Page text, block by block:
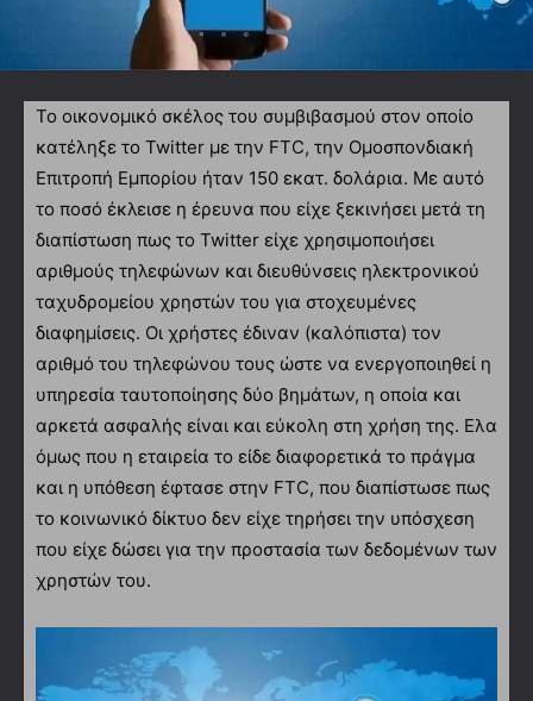
Το οικονομικό σκέλος του συμβιβασμού στον οποίο
κατέληξε το Twitter με την FTC, την Ομοσπονδιακή
Επιτροπή Εμπορίου ήταν 150 εκατ. δολάρια. Με αυτό
το ποσό έκλεισε η έρευνα που είχε ξεκινήσει μετά τη
διαπίστωση πως το Twitter είχε χρησιμοποιήσει
αριθμούς τηλεφώνων και διευθύνσεις ηλεκτρονικού
ταχυδρομείου χρηστών του για στοχευμένες
διαφημίσεις. Οι χρήστες έδιναν (καλόπιστα) τον
αριθμό του τηλεφώνου τους ώστε να ενεργοποιηθεί η
υπηρεσία ταυτοποίησης δύο βημάτων, η οποία και
αρκετά ασφαλής είναι και εύκολη στη χρήση της. Ελα
όμως που η εταιρεία το είδε διαφορετικά το πράγμα
και η υπόθεση έφτασε στην FTC, που διαπίστωσε πως
το κοινωνικό δίκτυο δεν είχε τηρήσει την υπόσχεση
που είχε δώσει για την προστασία των δεδομένων των
χρηστών του.